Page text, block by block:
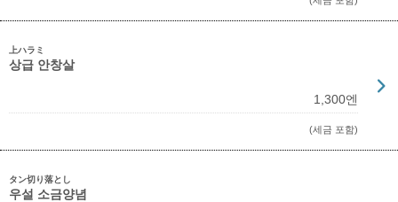
上ハラミ
상급 안창살
1,300엔
(세금 포함)
タン切り落とし
우설 소금양념